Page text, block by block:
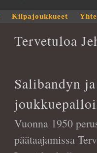
Kilpajoukkueet
Tervetuloa
Salibandyn
Vuonna 1950
päätaajamissa